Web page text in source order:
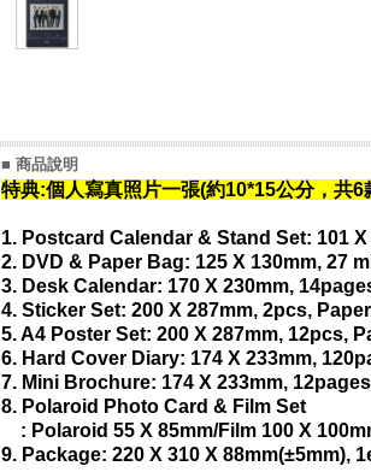
■ 商品說明
特典:個人寫真照片一張(約10*15公分，共6
1. Postcard Calendar & Stand Set: 101
2. DVD & Paper Bag: 125 X 130mm, 27
3. Desk Calendar: 170 X 230mm,
4. Sticker Set: 200 X 287mm, 2pcs,
5. A4 Poster Set: 200 X 287mm, 12pcs,
6. Hard Cover Diary: 174 X 233mm,
7. Mini Brochure: 174 X 233mm,
8. Polaroid Photo Card & Film Set
: Polaroid 55 X 85mm/Film 100 X
9. Package: 220 X 310 X 88mm(±5mm),